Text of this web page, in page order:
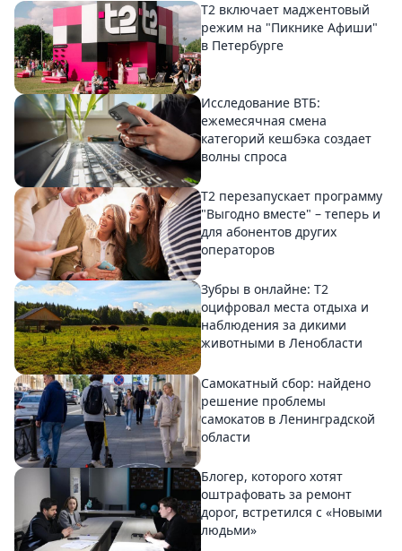
Т2 включает маджентовый
режим на "Пикнике Афиши"
в Петербурге
Исследование ВТБ:
ежемесячная смена
категорий кешбэка создает
волны спроса
Т2 перезапускает программу
"Выгодно вместе" – теперь и
для абонентов других
операторов
Зубры в онлайне: Т2
оцифровал места отдыха и
наблюдения за дикими
животными в Ленобласти
Самокатный сбор: найдено
решение проблемы
самокатов в Ленинградской
области
Блогер, которого хотят
оштрафовать за ремонт
дорог, встретился с «Новыми
людьми»